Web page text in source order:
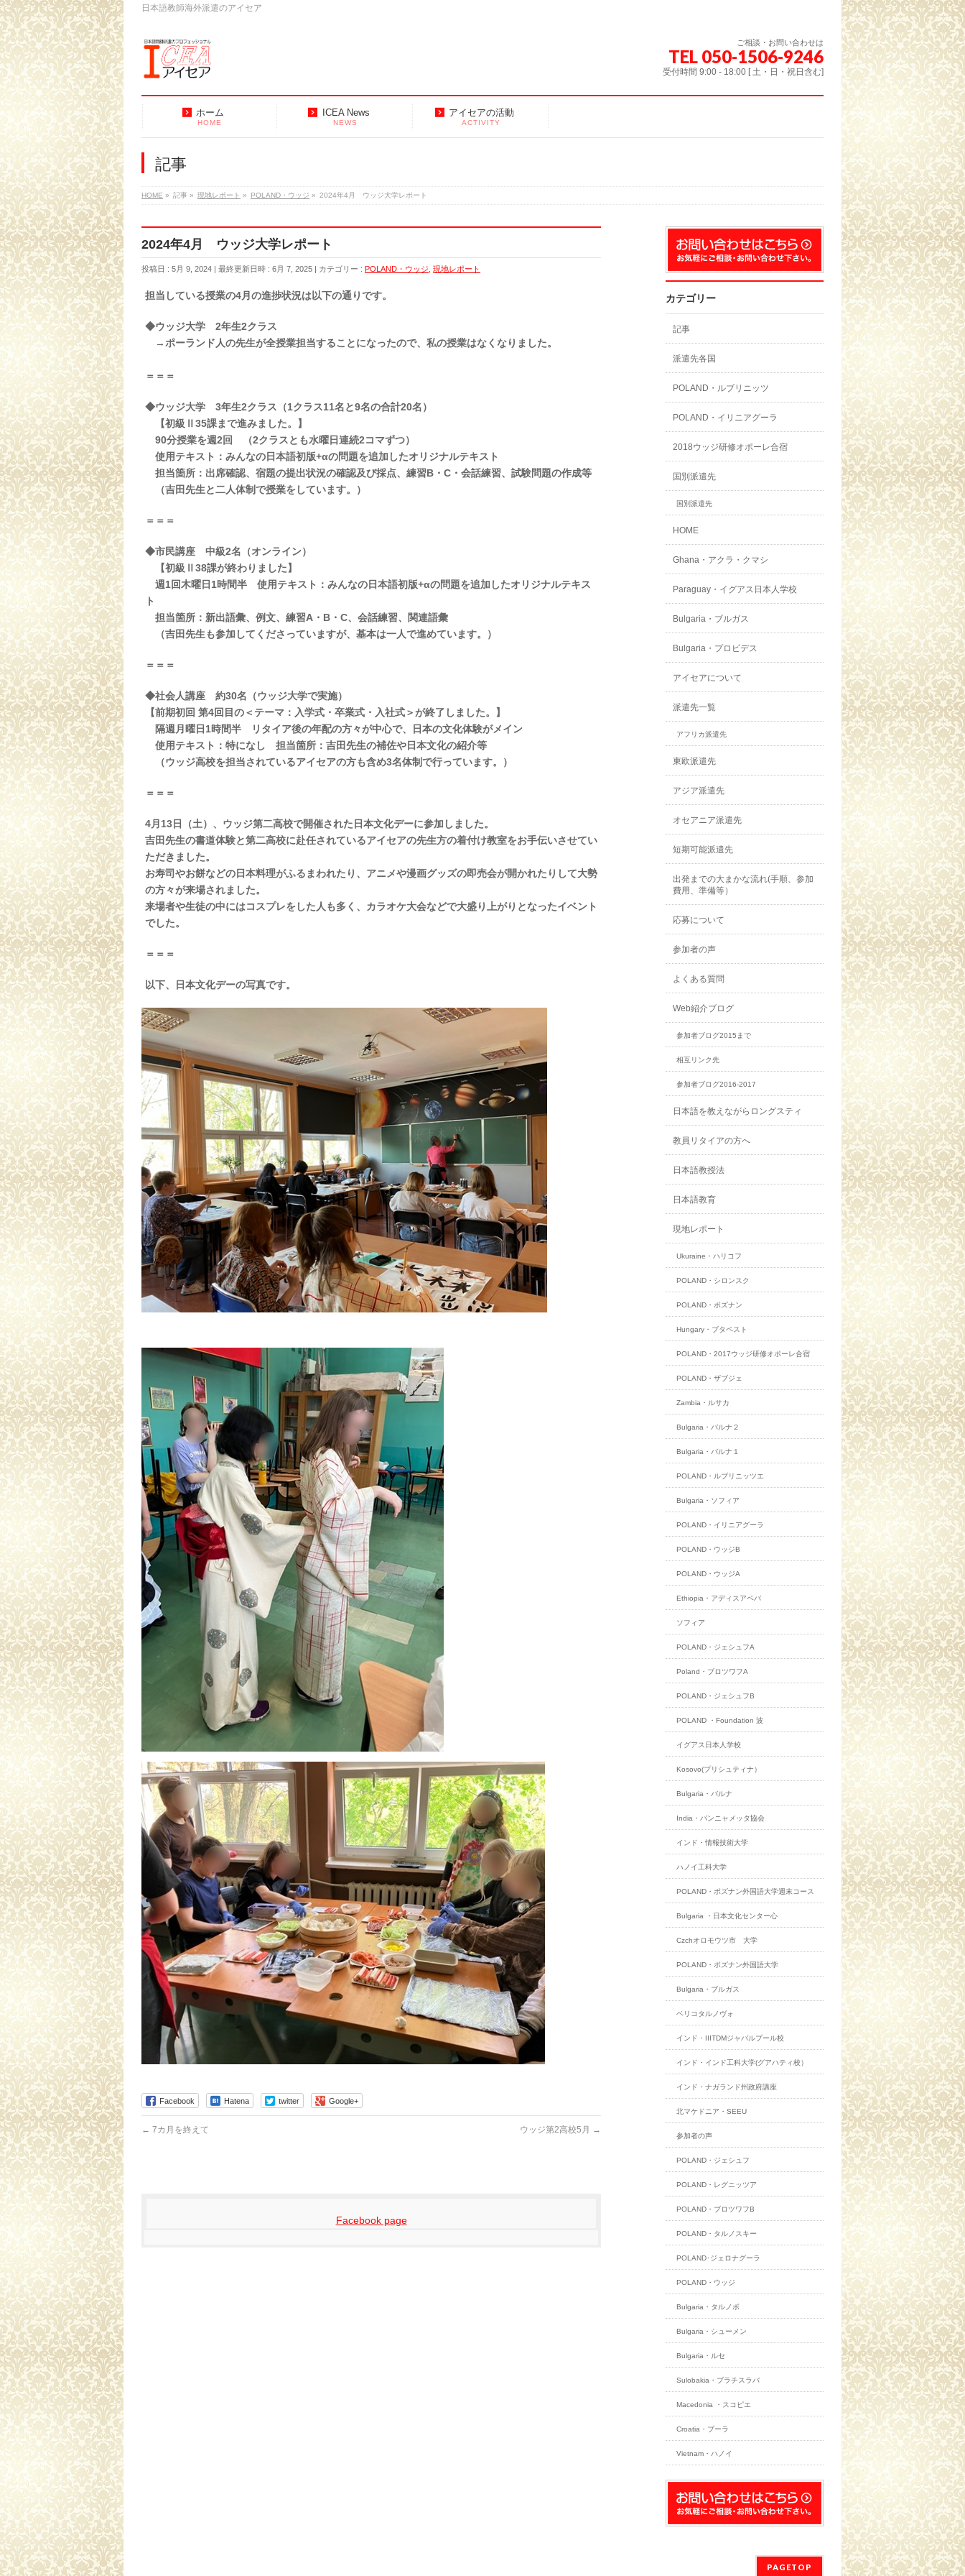
日本語教師海外派遣のアイセア
ご相談・お問い合わせは
TEL 050-1506-9246
受付時間 9:00 - 18:00 [ 土・日・祝日含む]
ホーム
HOME
ICEA News
NEWS
アイセアの活動
ACTIVITY
記事
HOME » 記事 » 現地レポート » POLAND・ウッジ » 2024年4月 ウッジ大学レポート
2024年4月 ウッジ大学レポート
投稿日 : 5月 9, 2024 最終更新日時 : 6月 7, 2025 カテゴリー : POLAND・ウッジ 現地レポート
担当している授業の4月の進捗状況は以下の通りです。
◆ウッジ大学 2年生2クラス
→ポーランド人の先生が全授業担当することになったので、私の授業はなくなりました。
＝＝＝
◆ウッジ大学 3年生2クラス（1クラス11名と9名の合計20名）
【初級Ⅱ35課まで進みました。】
90分授業を週2回 （2クラスとも水曜日連続2コマずつ）
使用テキスト：みんなの日本語初版+αの問題を追加したオリジナルテキスト
担当箇所：出席確認、宿題の提出状況の確認及び採点、練習B・C・会話練習、試験問題の作成等
（吉田先生と二人体制で授業をしています。）
＝＝＝
◆市民講座 中級2名（オンライン）
【初級Ⅱ38課が終わりました】
週1回木曜日1時間半 使用テキスト：みんなの日本語初版+αの問題を追加したオリジナルテキス
ト
担当箇所：新出語彙、例文、練習A・B・C、会話練習、関連語彙
（吉田先生も参加してくださっていますが、基本は一人で進めています。）
＝＝＝
◆社会人講座 約30名（ウッジ大学で実施）
【前期初回 第4回目の＜テーマ：入学式・卒業式・入社式＞が終了しました。】
隔週月曜日1時間半 リタイア後の年配の方々が中心で、日本の文化体験がメイン
使用テキスト：特になし 担当箇所：吉田先生の補佐や日本文化の紹介等
（ウッジ高校を担当されているアイセアの方も含め3名体制で行っています。）
＝＝＝
4月13日（土）、ウッジ第二高校で開催された日本文化デーに参加しました。
吉田先生の書道体験と第二高校に赴任されているアイセアの先生方の着付け教室をお手伝いさせてい
ただきました。
お寿司やお餅などの日本料理がふるまわれたり、アニメや漫画グッズの即売会が開かれたりして大勢
の方々が来場されました。
来場者や生徒の中にはコスプレをした人も多く、カラオケ大会などで大盛り上がりとなったイベント
でした。
＝＝＝
以下、日本文化デーの写真です。
Facebook Hatena twitter Google+
← 7カ月を終えて ウッジ第2高校5月 →
Facebook page
カテゴリー
記事
派遣先各国
POLAND・ルブリニッツ
POLAND・イリニアグーラ
2018ウッジ研修オポーレ合宿
国別派遣先
国別派遣先
HOME
Ghana・アクラ・クマシ
Paraguay・イグアス日本人学校
Bulgaria・ブルガス
Bulgaria・プロビデス
アイセアについて
派遣先一覧
アフリカ派遣先
東欧派遣先
アジア派遣先
オセアニア派遣先
短期可能派遣先
出発までの大まかな流れ(手順、参加
費用、準備等）
応募について
参加者の声
よくある質問
Web紹介ブログ
参加者ブログ2015まで
相互リンク先
参加者ブログ2016-2017
日本語を教えながらロングスティ
教員リタイアの方へ
日本語教授法
日本語教育
現地レポート
Ukuraine・ハリコフ
POLAND・シロンスク
POLAND・ポズナン
Hungary・ブタペスト
POLAND・2017ウッジ研修オポーレ合宿
POLAND・ザブジェ
Zambia・ルサカ
Bulgaria・バルナ２
Bulgaria・バルナ１
POLAND・ルブリニッツエ
Bulgaria・ソフィア
POLAND・イリニアグーラ
POLAND・ウッジB
POLAND・ウッジA
Ethiopia・アディスアベバ
ソフィア
POLAND・ジェシュフA
Poland・ブロツワフA
POLAND・ジェシュフB
POLAND ・Foundation 波
イグアス日本人学校
Kosovo(プリシュティナ）
Bulgaria・バルナ
India・パンニャメッタ協会
インド・情報技術大学
ハノイ工科大学
POLAND・ポズナン外国語大学週末コース
Bulgaria ・日本文化センター心
Czchオロモウツ市 大学
POLAND・ポズナン外国語大学
Bulgaria・ブルガス
ベリコタルノヴォ
インド・IIITDMジャバルプール校
インド・インド工科大学(グアハティ校）
インド・ナガランド州政府講座
北マケドニア・SEEU
参加者の声
POLAND・ジェシュフ
POLAND・レグニッツア
POLAND・ブロツワフB
POLAND・タルノスキー
POLAND･ジェロナグーラ
POLAND・ウッジ
Bulgaria・タルノボ
Bulgaria・シューメン
Bulgaria・ルセ
Sulobakia・ブラチスラバ
Macedonia ・スコピエ
Croatia・プーラ
Vietnam・ハノイ
PAGETOP